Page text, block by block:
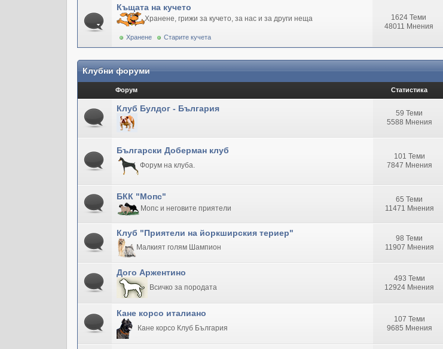
Къщата на кучето
Хранене, грижи за кучето, за нас и за други неща
Хранене Старите кучета
1624 Теми
48011 Мнения
Клубни форуми
Форум Статистика
Клуб Булдог - България
59 Теми
5588 Мнения
Български Доберман клуб
Форум на клуба.
101 Теми
7847 Мнения
БКК "Мопс"
Мопс и неговите приятели
65 Теми
11471 Мнения
Клуб "Приятели на йоркширския териер"
Малкият голям Шампион
98 Теми
11907 Мнения
Дого Аржентино
Всичко за породата
493 Теми
12924 Мнения
Кане корсо италиано
Кане корсо Клуб България
107 Теми
9685 Мнения